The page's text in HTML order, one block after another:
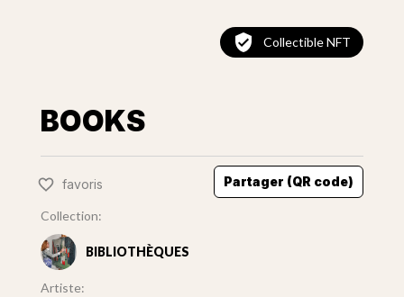
Collectible NFT
BOOKS
favoris Partager (QR code)
Collection:
BIBLIOTHÈQUES
Artiste: